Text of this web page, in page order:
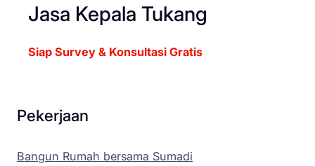
Jasa Kepala Tukang
Siap Survey & Konsultasi Gratis
Pekerjaan
Bangun Rumah bersama Sumadi